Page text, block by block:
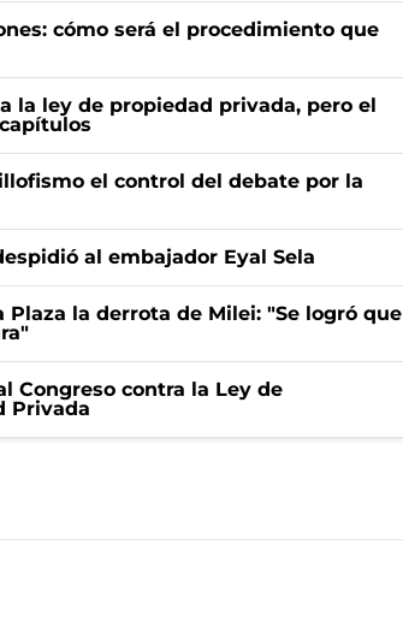
cómo será el procedimiento que
la ley de propiedad privada, pero el
el control del debate por la
al embajador Eyal Sela
la derrota de Milei: "Se logró que
Congreso contra la Ley de
Privada